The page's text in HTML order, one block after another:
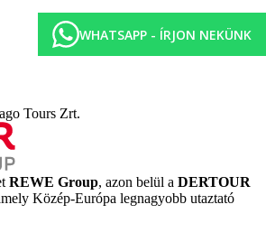
besorolása: 4*.
repülőtértől
WHATSAPP - ÍRJON NEKÜNK
Tours Zrt.
REWE Group, azon belül a DERTOUR
Közép-Európa legnagyobb utaztató